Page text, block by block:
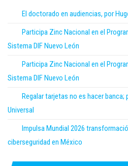
El doctorado en audiencias, por
Participa Zinc Nacional en el
Sistema DIF Nuevo León
Participa Zinc Nacional en el
Sistema DIF Nuevo León
Regalar tarjetas no es hacer banca;
Universal
Impulsa Mundial 2026
ciberseguridad en México